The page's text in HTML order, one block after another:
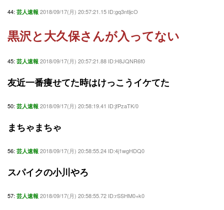
44: 芸人速報 2018/09/17(月) 20:57:21.15 ID:gq3ntljcO
黒沢と大久保さんが入ってない
45: 芸人速報 2018/09/17(月) 20:57:21.88 ID:H8JQNR6f0
友近一番痩せてた時はけっこうイケてた
50: 芸人速報 2018/09/17(月) 20:58:19.41 ID:jfPzaTK/0
まちゃまちゃ
56: 芸人速報 2018/09/17(月) 20:58:55.24 ID:4j1wgHDQ0
スパイクの小川やろ
57: 芸人速報 2018/09/17(月) 20:58:55.72 ID:rSSHM0+k0